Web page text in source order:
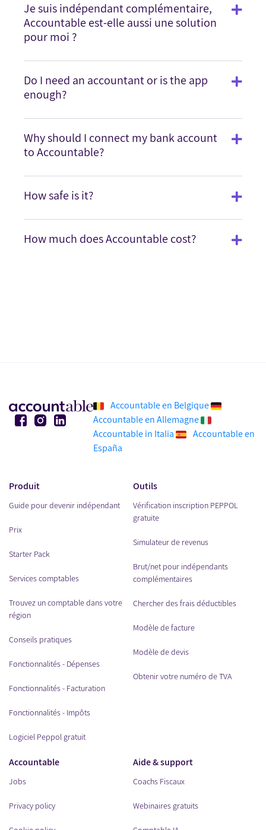
Je suis indépendant complémentaire,
Accountable est-elle aussi une solution
pour moi ?
Do I need an accountant or is the app
enough?
Why should I connect my bank account
to Accountable?
How safe is it?
How much does Accountable cost?
Accountable en Belgique
Accountable en Allemagne
Accountable in Italia
Accountable en
España
Produit
Guide pour devenir indépendant
Prix
Starter Pack
Services comptables
Trouvez un comptable dans votre
région
Conseils pratiques
Fonctionnalités - Dépenses
Fonctionnalités - Facturation
Fonctionnalités - Impôts
Logiciel Peppol gratuit
Outils
Vérification inscription PEPPOL
gratuite
Simulateur de revenus
Brut/net pour indépendants
complémentaires
Chercher des frais déductibles
Modèle de facture
Modèle de devis
Obtenir votre numéro de TVA
Accountable
Jobs
Privacy policy
Aide & support
Coachs Fiscaux
Webinaires gratuits